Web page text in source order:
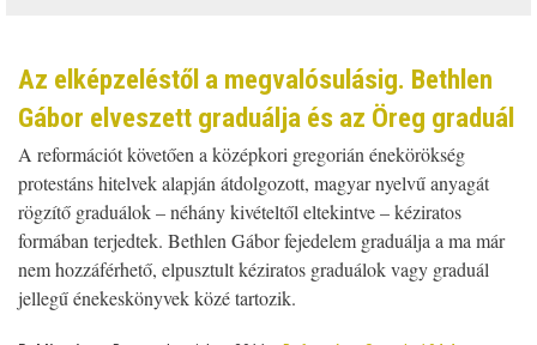
Az elképzeléstől a megvalósulásig. Bethlen
Gábor elveszett graduálja és az Öreg graduál
A reformációt követően a középkori gregorián énekörökség
protestáns hitelvek alapján átdolgozott, magyar nyelvű anyagát
rögzítő graduálok – néhány kivételtől eltekintve – kéziratos
formában terjedtek. Bethlen Gábor fejedelem graduálja a ma már
nem hozzáférhető, elpusztult kéziratos graduálok vagy graduál
jellegű énekeskönyvek közé tartozik.